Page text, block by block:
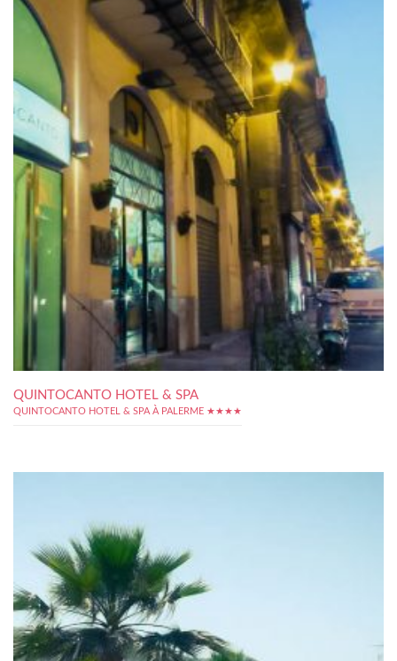
QUINTOCANTO HOTEL & SPA
QUINTOCANTO HOTEL & SPA À PALERME ★★★★